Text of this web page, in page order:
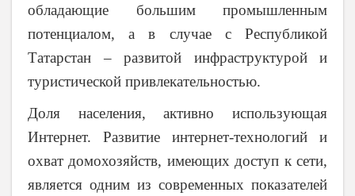
обладающие большим промышленным
потенциалом, а в случае с Республикой
Татарстан – развитой инфраструктурой и
туристической привлекательностью.
Доля населения, активно использующая
Интернет. Развитие интернет-технологий и
охват домохозяйств, имеющих доступ к сети,
является одним из современных показателей